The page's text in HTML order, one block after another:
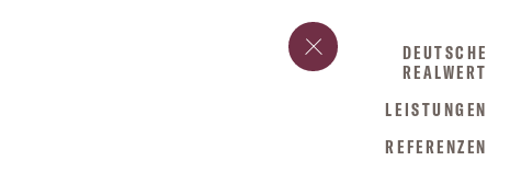
DEUTSCHE
REALWERT
LEISTUNGEN
REFERENZEN